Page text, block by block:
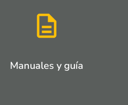
Manuales y guía